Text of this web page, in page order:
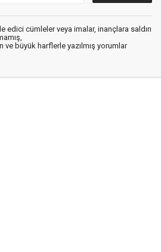
edici cümleler veya imalar, inançlara saldırı
ve büyük harflerle yazılmış yorumlar